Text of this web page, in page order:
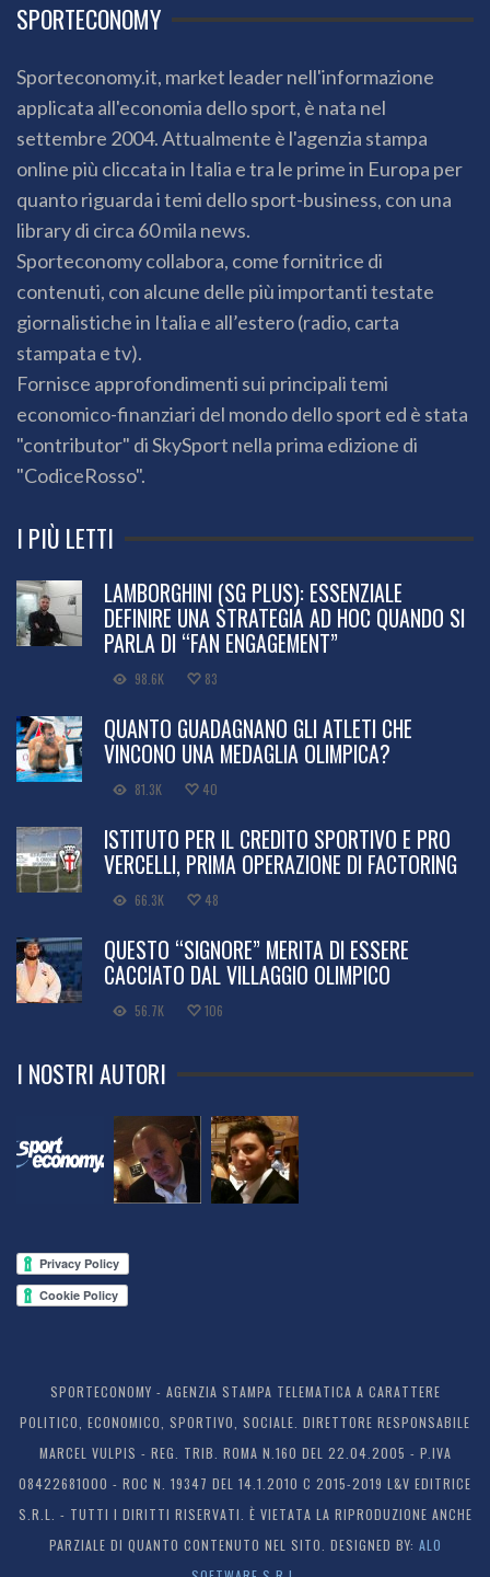
SPORTECONOMY
Sporteconomy.it, market leader nell'informazione
applicata all'economia dello sport, è nata nel
settembre 2004. Attualmente è l'agenzia stampa
online più cliccata in Italia e tra le prime in Europa per
quanto riguarda i temi dello sport-business, con una
library di circa 60 mila news.
Sporteconomy collabora, come fornitrice di
contenuti, con alcune delle più importanti testate
giornalistiche in Italia e all’estero (radio, carta
stampata e tv).
Fornisce approfondimenti sui principali temi
economico-finanziari del mondo dello sport ed è stata
"contributor" di SkySport nella prima edizione di
"CodiceRosso".
I PIÙ LETTI
LAMBORGHINI (SG PLUS): ESSENZIALE
DEFINIRE UNA STRATEGIA AD HOC QUANDO SI
PARLA DI “FAN ENGAGEMENT”
98.6K 83
QUANTO GUADAGNANO GLI ATLETI CHE
VINCONO UNA MEDAGLIA OLIMPICA?
81.3K 40
ISTITUTO PER IL CREDITO SPORTIVO E PRO
VERCELLI, PRIMA OPERAZIONE DI FACTORING
66.3K 48
QUESTO “SIGNORE” MERITA DI ESSERE
CACCIATO DAL VILLAGGIO OLIMPICO
56.7K 106
I NOSTRI AUTORI
SPORTECONOMY - AGENZIA STAMPA TELEMATICA A CARATTERE
POLITICO, ECONOMICO, SPORTIVO, SOCIALE. DIRETTORE RESPONSABILE
MARCEL VULPIS - REG. TRIB. ROMA N.160 DEL 22.04.2005 - P.IVA
08422681000 - ROC N. 19347 DEL 14.1.2010 C 2015-2019 L&V EDITRICE
S.R.L. - TUTTI I DIRITTI RISERVATI. È VIETATA LA RIPRODUZIONE ANCHE
PARZIALE DI QUANTO CONTENUTO NEL SITO. DESIGNED BY: ALO